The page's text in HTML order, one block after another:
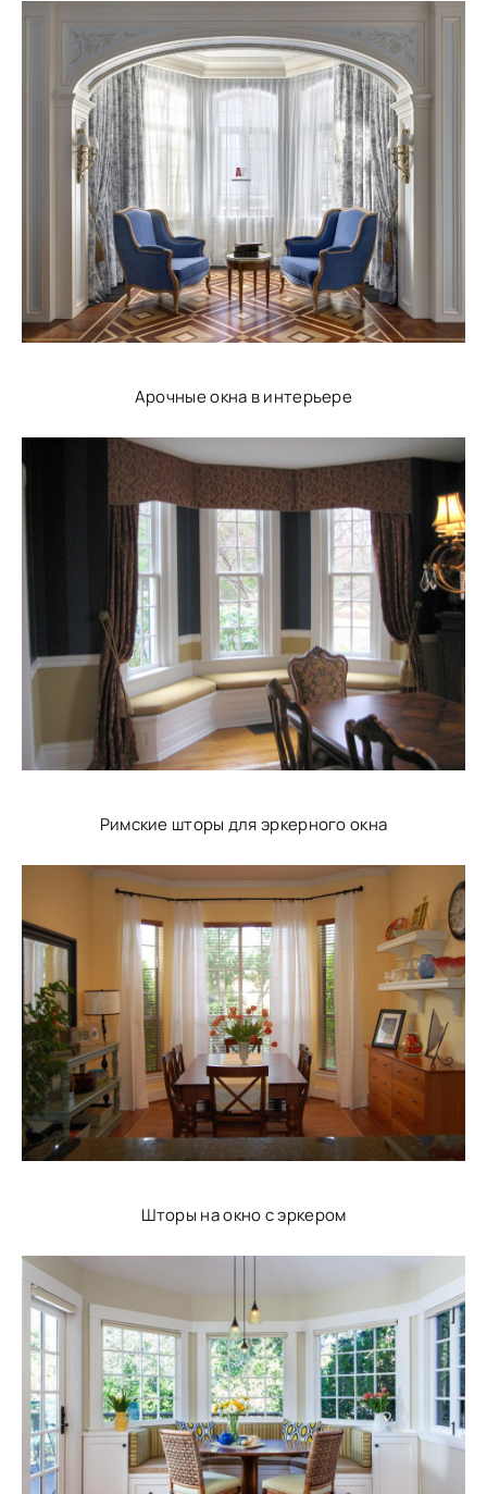
Арочные окна в интерьере
Римские шторы для эркерного окна
Шторы на окно с эркером